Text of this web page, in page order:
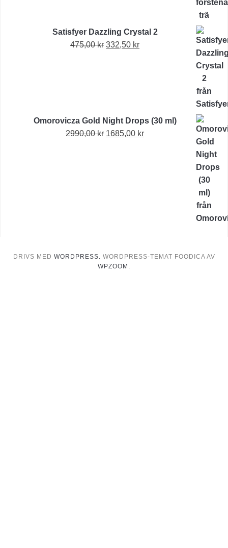
var:
39,00 kr.
är:
20,00 kr.
Satisfyer Dazzling Crystal 2
475,00kr Det
332,50 krDet
Omorovicza Gold Night Drops (30 ml)
2990,00kr Det
1685,00 krDet
DRIVS MED WORDPRESS. WORDPRESS-TEMAT FOODICA AV
WPZOOM.